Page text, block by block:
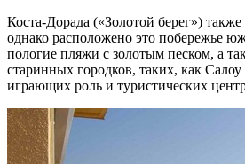
Коста-Дорада («Золотой берег»)
однако расположено это побережье
пологие пляжи с золотым песком, а
старинных городков, таких, как
играющих роль и туристических